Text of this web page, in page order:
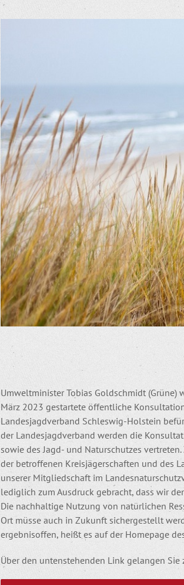
Umweltminister Tobias Goldschmidt (Grüne)
März 2023 gestartete öffentliche
Landesjagdverband Schleswig-Holstein
der Landesjagdverband werden die
sowie des Jagd- und Naturschutzes
der betroffenen Kreisjägerschaften und des
unserer Mitgliedschaft im
lediglich zum Ausdruck gebracht, dass wir
Die nachhaltige Nutzung von natürlichen
Ort müsse auch in Zukunft sichergestellt
ergebnisoffen, heißt es auf der Homepage
Über den untenstehenden Link gelangen